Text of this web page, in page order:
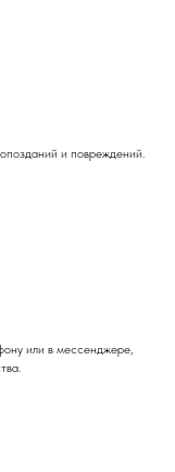
и повреждений.
или в мессенджере,